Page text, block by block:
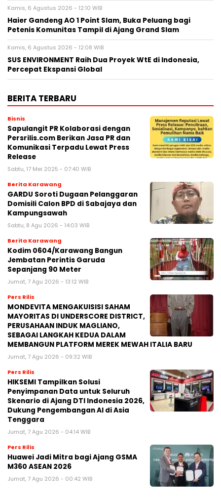
Kamis, 6 Agustus 2026 - 12:10 WIB
Haier Gandeng AO 1 Point Slam, Buka Peluang bagi
Petenis Komunitas Tampil di Ajang Grand Slam
Kamis, 6 Agustus 2026 - 12:08 WIB
SUS ENVIRONMENT Raih Dua Proyek WtE di Indonesia,
Percepat Ekspansi Global
BERITA TERBARU
Bisnis
Sapulangit PR Kolaborasi dengan
Persrilis.com Berikan Jasa PR dan
Komunikasi Terpadu Lewat Press
Release
Sabtu, 17 Mei 2025 - 07:40 WIB
Berita Karawang
GARDU Soroti Dugaan Pelanggaran
Domisili Calon BPD di Sabajaya dan
Kampungsawah
Sabtu, 8 Agu 2026 - 14:03 WIB
Berita Karawang
Kodim 0604/Karawang Bangun
Jembatan Perintis Garuda
Sepanjang 90 Meter
Jumat, 7 Agu 2026 - 13:12 WIB
Pers Rilis
MONDEVITA MENGAKUISISI SAHAM
MAYORITAS DI UNDERSCORE DISTRICT,
PERUSAHAAN INDUK MAGLIANO,
SEBAGAI LANGKAH KEDUA DALAM
MEMBANGUN PLATFORM MEREK MEWAH ITALIA BARU
Jumat, 7 Agu 2026 - 09:32 WIB
Pers Rilis
HIKSEMI Tampilkan Solusi
Penyimpanan Data untuk Seluruh
Skenario di Ajang DTI Indonesia 2026,
Dukung Pengembangan AI di Asia
Tenggara
Jumat, 7 Agu 2026 - 04:14 WIB
Pers Rilis
Huawei Jadi Mitra bagi Ajang GSMA
M360 ASEAN 2026
Jumat, 7 Agu 2026 - 00:42 WIB